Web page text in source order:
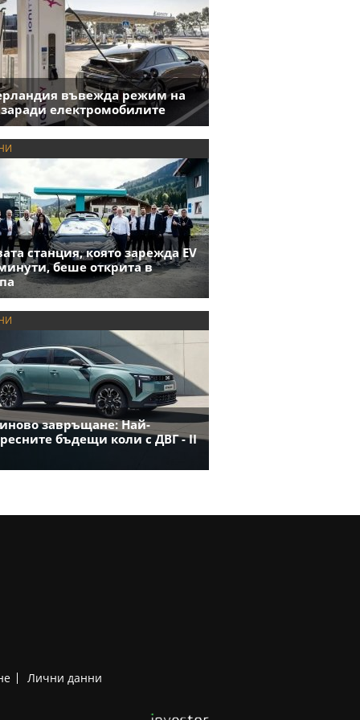
въвежда режим на
заради електромобилите
станция, която зарежда EV
беше открита в
завръщане: Най-
бъдещи коли с ДВГ - II
Лични данни